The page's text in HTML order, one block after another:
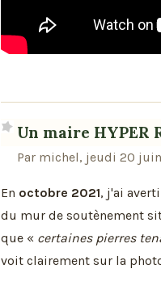
Un maire HYPER
Par michel, jeudi 20
En octobre 2021, j'ai
du mur de soutènement
que « certaines pierres
voit clairement sur la